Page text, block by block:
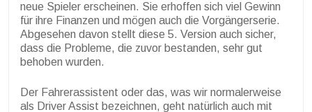
neue Spieler erscheinen. Sie erhoffen sich viel Gewinn
für ihre Finanzen und mögen auch die Vorgängerserie.
Abgesehen davon stellt diese 5. Version auch sicher,
dass die Probleme, die zuvor bestanden, sehr gut
behoben wurden.
Der Fahrerassistent oder das, was wir normalerweise
als Driver Assist bezeichnen, geht natürlich auch mit